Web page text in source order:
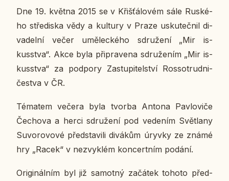
Dne 19. května 2015 se v Křiš­ťá­lo­vém sále Rus­ké­
ho stře­dis­ka vědy a kul­tu­ry v Praze usku­teč­nil di­
va­del­ní večer umě­lec­ké­ho sdru­že­ní „Mir is­
kusstva“. Akce byla při­pra­ve­na sdru­že­ním „Mir is­
kusstva“ za pod­po­ry Za­stu­pi­tel­ství Ros­so­trud­ni­
čestva v ČR.
Té­ma­tem večera byla tvorba Antona Pav­lo­vi­če
Če­cho­va a herci sdru­že­ní pod ve­de­ním Svět­la­ny
Suvo­ro­vo­vé před­sta­vi­li di­vá­kům úryvky ze známé
hry „Racek“ v ne­zvyk­lém kon­cert­ním podání.
Ori­gi­nál­ním byl již sa­mot­ný za­čá­tek tohoto před­